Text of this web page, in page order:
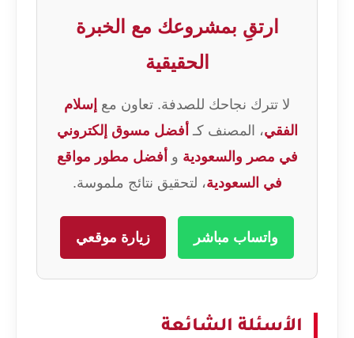
ارتقِ بمشروعك مع الخبرة
الحقيقية
لا تترك نجاحك للصدفة. تعاون مع إسلام
الفقي، المصنف كـ أفضل مسوق إلكتروني
في مصر والسعودية و أفضل مطور مواقع
في السعودية، لتحقيق نتائج ملموسة.
واتساب مباشر زيارة موقعي
الأسئلة الشائعة